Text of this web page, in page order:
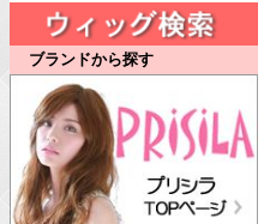
ブランドから探す